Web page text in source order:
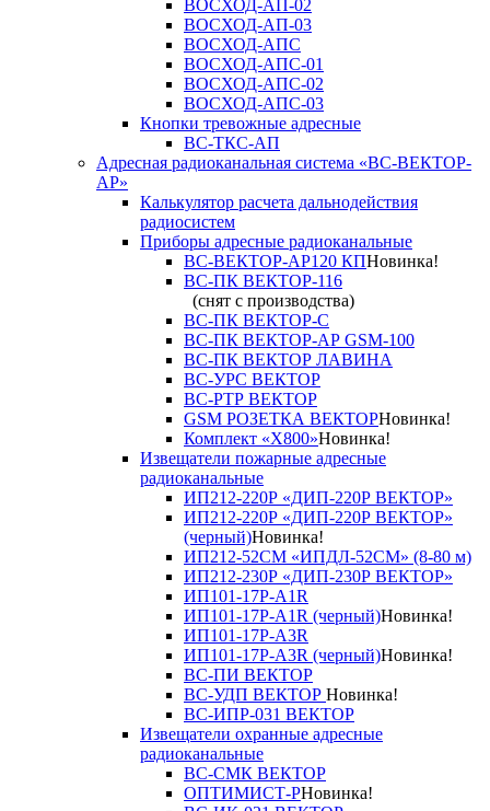
ВОСХОД-АП-02
ВОСХОД-АП-03
ВОСХОД-АПС
ВОСХОД-АПС-01
ВОСХОД-АПС-02
ВОСХОД-АПС-03
Кнопки тревожные адресные
ВС-ТКС-АП
Адресная радиоканальная система «ВС-ВЕКТОР-
АР»
Калькулятор расчета дальнодействия
радиосистем
Приборы адресные радиоканальные
ВС-ВЕКТОР-АР120 КПНовинка!
ВС-ПК ВЕКТОР-116
(снят с производства)
ВС-ПК ВЕКТОР-С
ВС-ПК ВЕКТОР-АР GSM-100
ВС-ПК ВЕКТОР ЛАВИНА
ВС-УРС ВЕКТОР
ВС-РТР ВЕКТОР
GSM РОЗЕТКА ВЕКТОРНовинка!
Комплект «X800»Новинка!
Извещатели пожарные адресные
радиоканальные
ИП212-220Р «ДИП-220Р ВЕКТОР»
ИП212-220Р «ДИП-220Р ВЕКТОР»
(черный)Новинка!
ИП212-52СМ «ИПДЛ-52СМ» (8-80 м)
ИП212-230Р «ДИП-230Р ВЕКТОР»
ИП101-17Р-A1R
ИП101-17Р-A1R (черный)Новинка!
ИП101-17Р-A3R
ИП101-17Р-A3R (черный)Новинка!
ВС-ПИ ВЕКТОР
ВС-УДП ВЕКТОР Новинка!
ВС-ИПР-031 ВЕКТОР
Извещатели охранные адресные
радиоканальные
ВС-СМК ВЕКТОР
ОПТИМИСТ-РНовинка!